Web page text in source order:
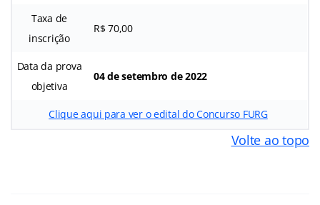
Taxa de
inscrição
R$ 70,00
Data da prova
objetiva
04 de setembro de 2022
Clique aqui para ver o edital do Concurso FURG
Volte ao topo